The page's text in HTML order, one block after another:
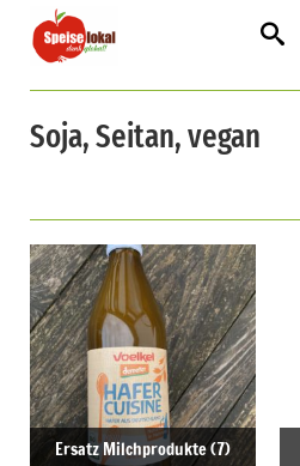
Soja, Seitan, vegan
Ersatz Milchprodukte(7)